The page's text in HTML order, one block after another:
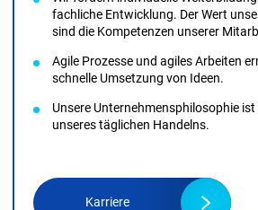
fachliche Entwicklung. Der Wert
sind die Kompetenzen unserer
Agile Prozesse und agiles Arbeiten
schnelle Umsetzung von Ideen.
Unsere Unternehmensphilosophie
unseres täglichen Handelns.
Karriere